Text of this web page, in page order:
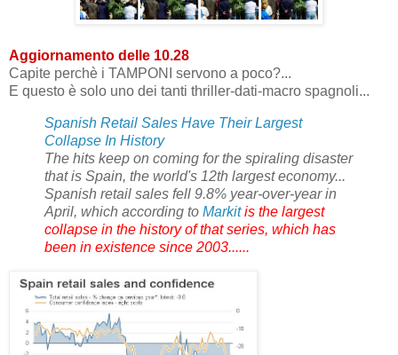
Aggiornamento delle 10.28
Capite perchè i TAMPONI servono a poco?...
E questo è solo uno dei tanti thriller-dati-macro spagnoli...
Spanish Retail Sales Have Their Largest
Collapse In History
The hits keep on coming for the spiraling disaster
that is Spain, the world's 12th largest economy...
Spanish retail sales fell 9.8% year-over-year in
April, which according to Markit is the largest
collapse in the history of that series, which has
been in existence since 2003......